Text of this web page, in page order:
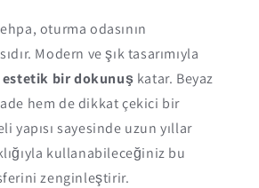
oturma odasının
Modern ve şık tasarımıyla
estetik bir dokunuş katar. Beyaz
hem de dikkat çekici bir
yapısı sayesinde uzun yıllar
kullanabileceğiniz bu
zenginleştirir.